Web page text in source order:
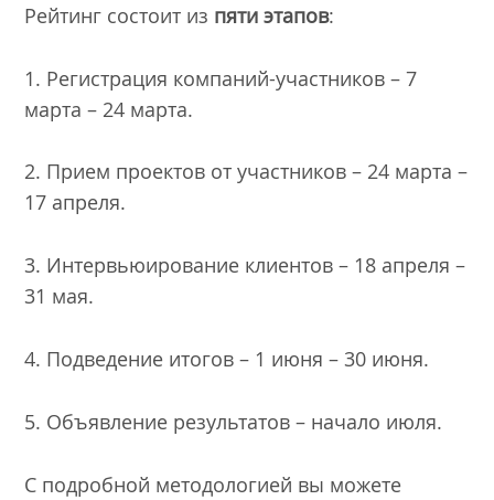
Рейтинг состоит из пяти этапов:
1. Регистрация компаний-участников – 7
марта – 24 марта.
2. Прием проектов от участников – 24 марта –
17 апреля.
3. Интервьюирование клиентов – 18 апреля –
31 мая.
4. Подведение итогов – 1 июня – 30 июня.
5. Объявление результатов – начало июля.
С подробной методологией вы можете